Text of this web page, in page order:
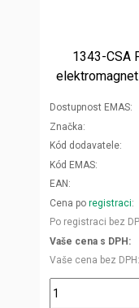
1343-CSA
Dostupnost EMAS
Značka
Kód dodavatele
Kód EMAS
EAN
Cena po registraci
Po registraci bez
Vaše cena s DPH
Vaše cena bez DPH